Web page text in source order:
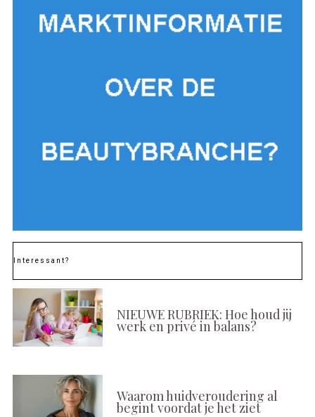
Interessant?
NIEUWE RUBRIEK: Hoe houd jij
werk en privé in balans?
Waarom huidveroudering al
begint voordat je het ziet